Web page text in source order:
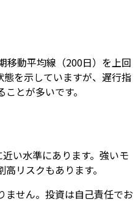
移動平均線（200日）を上回
態を示していますが、遅行指
とが多いです。
い水準にあります。強いモ
リスクもあります。
せん。投資は自己責任でお